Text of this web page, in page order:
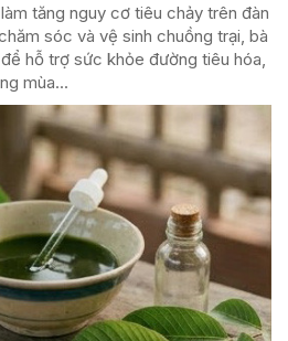
tăng nguy cơ tiêu chảy trên đàn
sóc và vệ sinh chuồng trại, bà
hỗ trợ sức khỏe đường tiêu hóa,
mùa...